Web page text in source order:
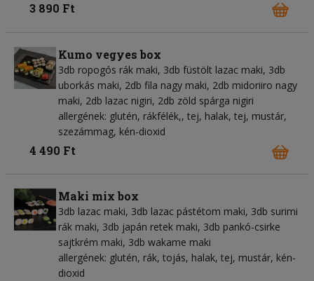
3 890 Ft
Kumo vegyes box
3db ropogós rák maki, 3db füstölt lazac maki, 3db
uborkás maki, 2db fila nagy maki, 2db midoriiro nagy
maki, 2db lazac nigiri, 2db zöld spárga nigiri
allergének: glutén, rákfélék,, tej, halak, tej, mustár,
szezámmag, kén-dioxid
4 490 Ft
Maki mix box
3db lazac maki, 3db lazac pástétom maki, 3db surimi
rák maki, 3db japán retek maki, 3db pankó-csirke
sajtkrém maki, 3db wakame maki
allergének: glutén, rák, tojás, halak, tej, mustár, kén-
dioxid